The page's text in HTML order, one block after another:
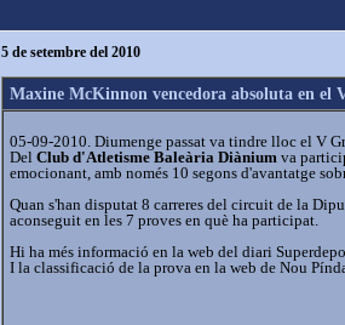
5 de setembre del 2010
Maxine McKinnon vencedora absoluta en
05-09-2010. Diumenge passat va tindre lloc el V
Del Club d'Atletisme Baleària Diànium va
emocionant, amb només 10 segons d'avantatge
Quan s'han disputat 8 carreres del circuit de la
aconseguit en les 7 proves en què ha participat.
Hi ha més informació en la web del diari
I la classificació de la prova en la web de Nou